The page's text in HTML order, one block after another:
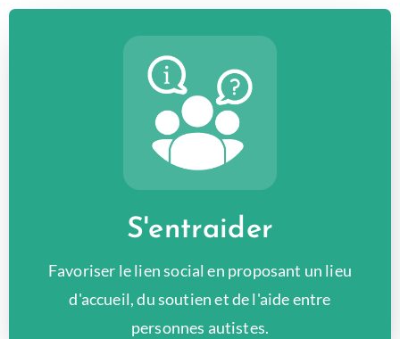
S'entraider
Favoriser le lien social en proposant un lieu
d'accueil, du soutien et de l'aide entre
personnes autistes.